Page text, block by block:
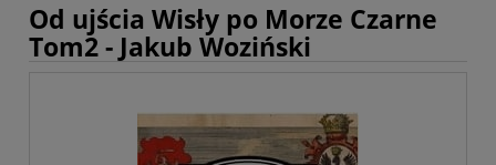
Od ujścia Wisły po Morze Czarne
Tom2 - Jakub Woziński